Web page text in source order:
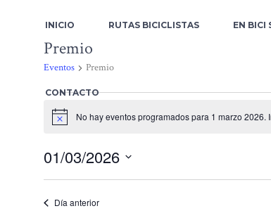
INICIO RUTAS BICICLISTAS EN BICI
CONTACTO
Premio
Eventos Premio
Eventos
en
1
Aviso No hay eventos programados para 1 marzo 2026.
01/03/2026
Selecciona
la Día anterior